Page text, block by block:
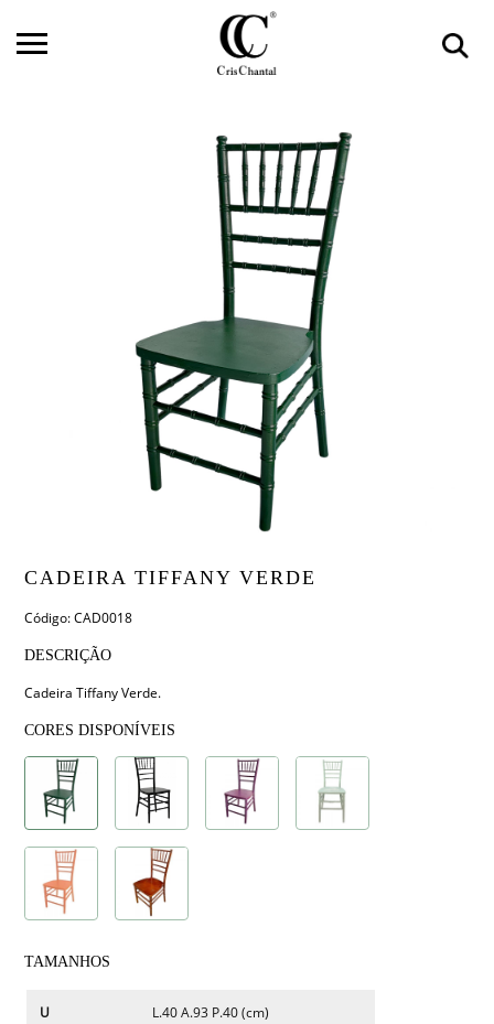
CADEIRA TIFFANY VERDE
Código: CAD0018
DESCRIÇÃO
Cadeira Tiffany Verde.
CORES DISPONÍVEIS
TAMANHOS
U L.40 A.93 P.40 (cm)